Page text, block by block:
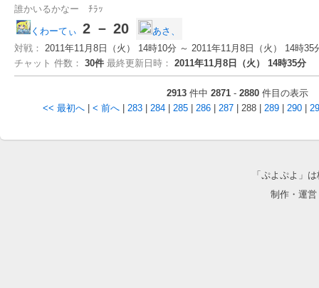
誰かいるかなー ﾁﾗｯ
くわーてぃ 2 － 20
あさ、
対戦： 2011年11月8日（火） 14時10分 ～ 2011年11月8日（火） 14時35
チャット 件数： 30件 最終更新日時： 2011年11月8日（火） 14時35分
2913 件中2871 -2880 件目の表示
<< 最初へ
|< 前へ |283 |284 |285 |286 |287 | 288 |289 |290 |
「ぷよぷよ」
制作・運営